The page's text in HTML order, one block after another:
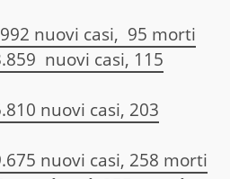
nuovi casi, 95 morti
nuovi casi, 115
nuovi casi, 203
nuovi casi, 258 morti